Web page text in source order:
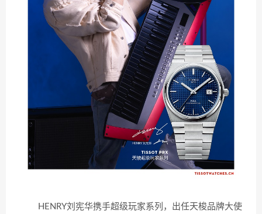
HENRY刘宪华携手超级玩家系列，出任天梭品牌大使